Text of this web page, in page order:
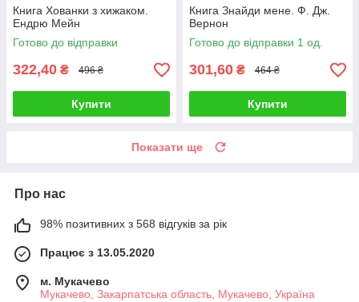
Книга Хованки з хижаком.
Ендрю Мейн
Готово до відправки
322,40 ₴ 496 ₴
Купити
Книга Знайди мене. Ф. Дж.
Вернон
Готово до відправки 1 од.
301,60 ₴ 464 ₴
Купити
Показати ще
Про нас
98% позитивних з 568 відгуків за рік
Працює з 13.05.2020
м. Мукачево
Мукачево, Закарпатська область, Мукачево, Україна